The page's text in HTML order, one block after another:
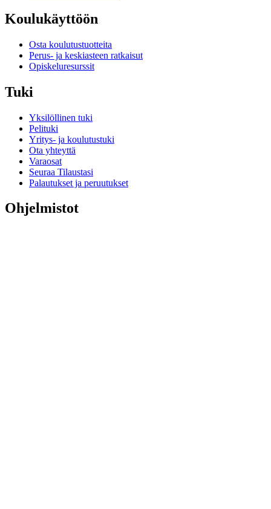
Koulukäyttöön
Osta koulutustuotteita
Perus- ja keskiasteen ratkaisut
Opiskeluresurssit
Tuki
Yksilöllinen tuki
Pelituki
Yritys- ja koulutustuki
Ota yhteyttä
Varaosat
Seuraa Tilaustasi
Palautukset ja peruutukset
Ohjelmistot